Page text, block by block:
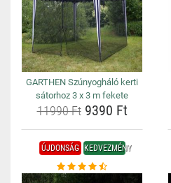
GARTHEN Szúnyogháló kerti
sátorhoz 3 x 3 m fekete
11990 Ft9390 Ft
ÚJDONSÁG KEDVEZMÉNY